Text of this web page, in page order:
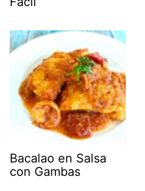
Bacalao en Salsa
con Gambas